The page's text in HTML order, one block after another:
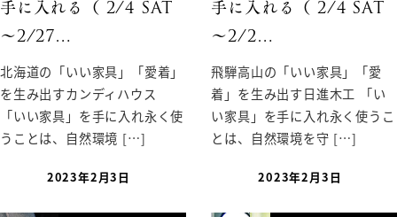
手に入れる（ 2/4 SAT
〜2/27…
北海道の「いい家具」「愛着」
を生み出すカンディハウス
「いい家具」を手に入れ永く使
うことは、自然環境 […]
2023年2月3日
手に入れる（ 2/4 SAT
〜2/2…
飛騨高山の「いい家具」「愛
着」を生み出す日進木工 「い
い家具」を手に入れ永く使うこ
とは、自然環境を守 […]
2023年2月3日